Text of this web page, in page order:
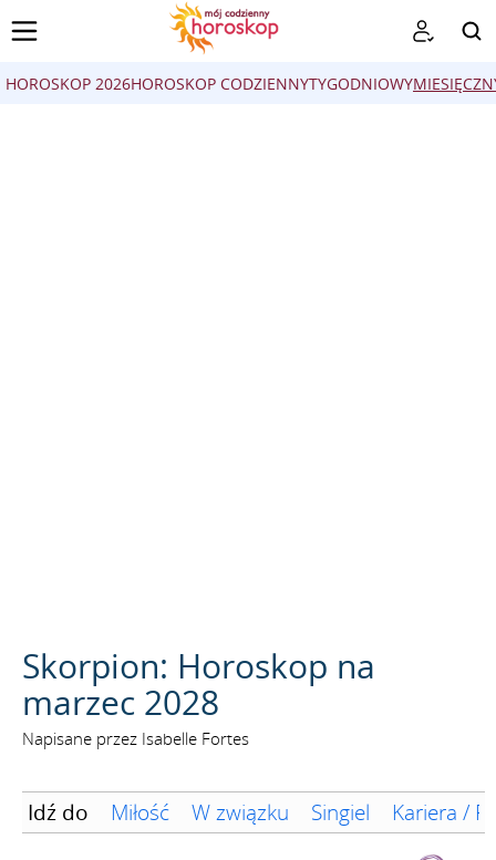
HOROSKOP 2026HOROSKOP CODZIENNYTYGODNIOWY
Skorpion: Horoskop na
marzec 2028
Napisane przez Isabelle Fortes
Idź do Miłość W związku Singiel Kariera /